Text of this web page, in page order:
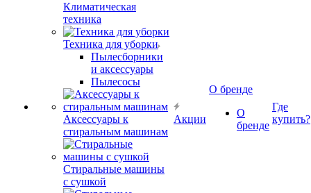
Климатическая
техника
Техника для уборки
Пылесборники
и аксессуары
Пылесосы
Аксессуары к
стиральным машинам
Стиральные машины
с сушкой
Акции
О бренде
О
бренде
Где
купить?